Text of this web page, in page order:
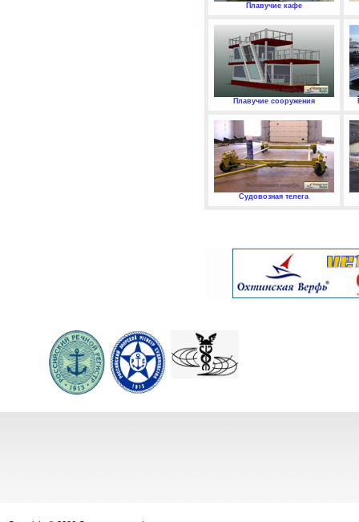
Плавучие кафе
Плавучие сооружения
Судовозная телега